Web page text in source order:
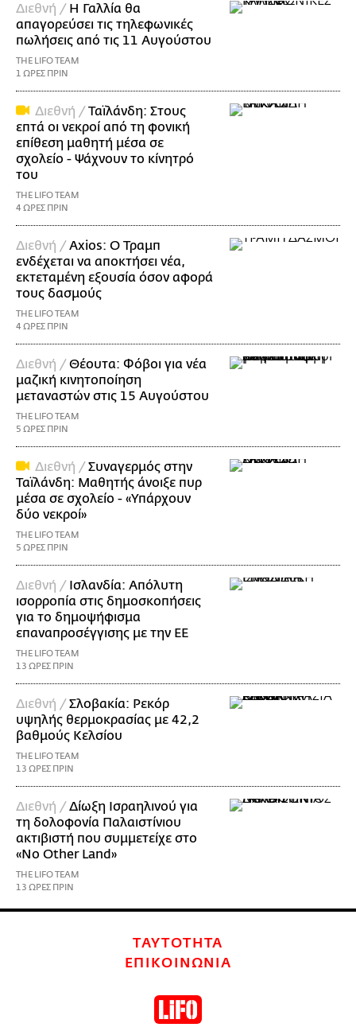
Διεθνή / Η Γαλλία θα
απαγορεύσει τις τηλεφωνικές
πωλήσεις από τις 11 Αυγούστου
THE LIFO TEAM
1 ΩΡΕΣ ΠΡΙΝ
Διεθνή /Ταϊλάνδη: Στους
επτά οι νεκροί από τη φονική
επίθεση μαθητή μέσα σε
σχολείο - Ψάχνουν το κίνητρό
του
THE LIFO TEAM
4 ΩΡΕΣ ΠΡΙΝ
Διεθνή /Axios: Ο Τραμπ
ενδέχεται να αποκτήσει νέα,
εκτεταμένη εξουσία όσον αφορά
τους δασμούς
THE LIFO TEAM
4 ΩΡΕΣ ΠΡΙΝ
Διεθνή /Θέουτα: Φόβοι για νέα
μαζική κινητοποίηση
μεταναστών στις 15 Αυγούστου
THE LIFO TEAM
5 ΩΡΕΣ ΠΡΙΝ
Διεθνή /Συναγερμός στην
Ταϊλάνδη: Μαθητής άνοιξε πυρ
μέσα σε σχολείο - «Υπάρχουν
δύο νεκροί»
THE LIFO TEAM
5 ΩΡΕΣ ΠΡΙΝ
Διεθνή / Ισλανδία: Απόλυτη
ισορροπία στις δημοσκοπήσεις
για το δημοψήφισμα
επαναπροσέγγισης με την ΕΕ
THE LIFO TEAM
13 ΩΡΕΣ ΠΡΙΝ
Διεθνή /Σλοβακία: Ρεκόρ
υψηλής θερμοκρασίας με 42,2
βαθμούς Κελσίου
THE LIFO TEAM
13 ΩΡΕΣ ΠΡΙΝ
Διεθνή /Δίωξη Ισραηλινού για
τη δολοφονία Παλαιστίνιου
ακτιβιστή που συμμετείχε στο
«No Other Land»
THE LIFO TEAM
13 ΩΡΕΣ ΠΡΙΝ
ΤΑΥΤΟΤΗΤΑ
ΕΠΙΚΟΙΝΩΝΙΑ